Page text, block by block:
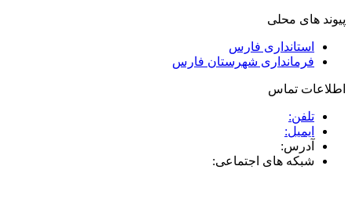
پیوند های محلی
استانداری فارس
فرمانداری شهرستان فارس
اطلاعات تماس
تلفن:
ایمیل:
آدرس:
شبکه های اجتماعی: